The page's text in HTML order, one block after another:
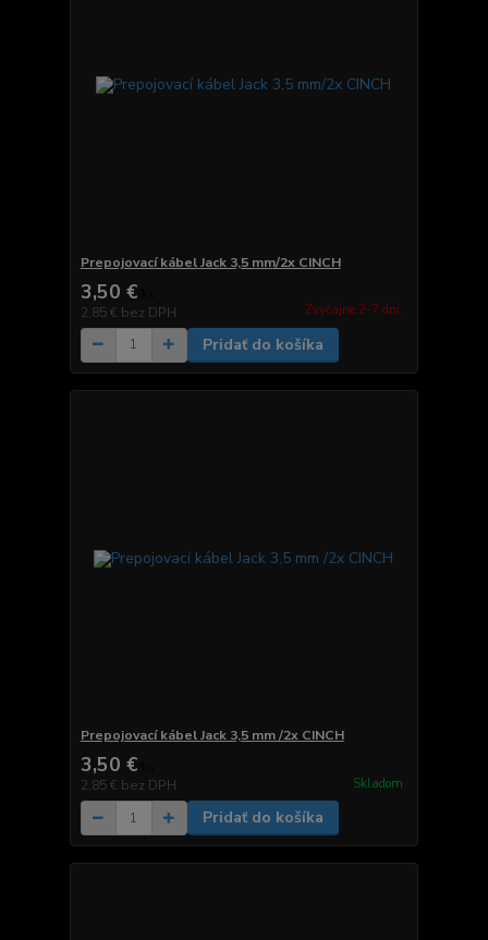
Prepojovací kábel Jack 3,5 mm/2x CINCH
3,50 €
2,85 € bez DPH Zvyčajne 2-7 dni.
Pridať do košíka
Prepojovací kábel Jack 3,5 mm /2x CINCH
3,50 €
2,85 € bez DPH Skladom
Pridať do košíka